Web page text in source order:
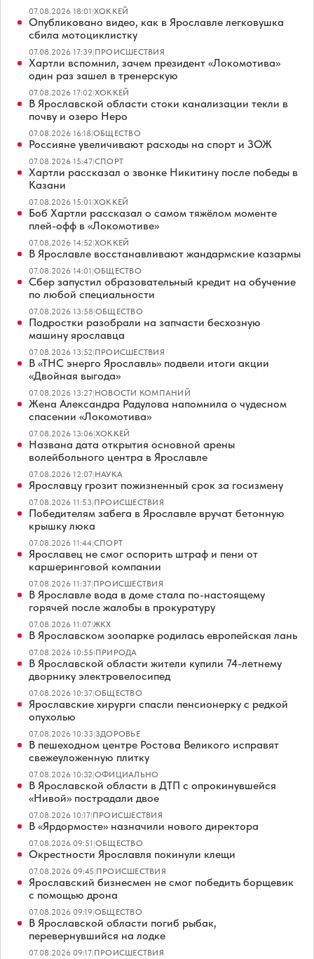
07.08.2026 18:01|ХОККЕЙ
Опубликовано видео, как в Ярославле легковушка
сбила мотоциклистку
07.08.2026 17:39|ПРОИСШЕСТВИЯ
Хартли вспомнил, зачем президент «Локомотива»
один раз зашел в тренерскую
07.08.2026 17:02|ХОККЕЙ
В Ярославской области стоки канализации текли в
почву и озеро Неро
07.08.2026 16:18|ОБЩЕСТВО
Россияне увеличивают расходы на спорт и ЗОЖ
07.08.2026 15:47|СПОРТ
Хартли рассказал о звонке Никитину после победы в
Казани
07.08.2026 15:01|ХОККЕЙ
Боб Хартли рассказал о самом тяжёлом моменте
плей-офф в «Локомотиве»
07.08.2026 14:52|ХОККЕЙ
В Ярославле восстанавливают жандармские казармы
07.08.2026 14:01|ОБЩЕСТВО
Сбер запустил образовательный кредит на обучение
по любой специальности
07.08.2026 13:58|ОБЩЕСТВО
Подростки разобрали на запчасти бесхозную
машину ярославца
07.08.2026 13:52|ПРОИСШЕСТВИЯ
В «ТНС энерго Ярославль» подвели итоги акции
«Двойная выгода»
07.08.2026 13:27|НОВОСТИ КОМПАНИЙ
Жена Александра Радулова напомнила о чудесном
спасении «Локомотива»
07.08.2026 13:06|ХОККЕЙ
Названа дата открытия основной арены
волейбольного центра в Ярославле
07.08.2026 12:07|НАУКА
Ярославцу грозит пожизненный срок за госизмену
07.08.2026 11:53|ПРОИСШЕСТВИЯ
Победителям забега в Ярославле вручат бетонную
крышку люка
07.08.2026 11:44|СПОРТ
Ярославец не смог оспорить штраф и пени от
каршеринговой компании
07.08.2026 11:37|ПРОИСШЕСТВИЯ
В Ярославле вода в доме стала по-настоящему
горячей после жалобы в прокуратуру
07.08.2026 11:07|ЖКХ
В Ярославском зоопарке родилась европейская лань
07.08.2026 10:55|ПРИРОДА
В Ярославской области жители купили 74-летнему
дворнику электровелосипед
07.08.2026 10:37|ОБЩЕСТВО
Ярославские хирурги спасли пенсионерку с редкой
опухолью
07.08.2026 10:33|ЗДОРОВЬЕ
В пешеходном центре Ростова Великого исправят
свежеуложенную плитку
07.08.2026 10:32|ОФИЦИАЛЬНО
В Ярославской области в ДТП с опрокинувшейся
«Нивой» пострадали двое
07.08.2026 10:17|ПРОИСШЕСТВИЯ
В «Ярдормосте» назначили нового директора
07.08.2026 09:51|ОБЩЕСТВО
Окрестности Ярославля покинули клещи
07.08.2026 09:45|ПРОИСШЕСТВИЯ
Ярославский бизнесмен не смог победить борщевик
с помощью дрона
07.08.2026 09:19|ОБЩЕСТВО
В Ярославской области погиб рыбак,
перевернувшийся на лодке
07.08.2026 09:17|ПРОИСШЕСТВИЯ